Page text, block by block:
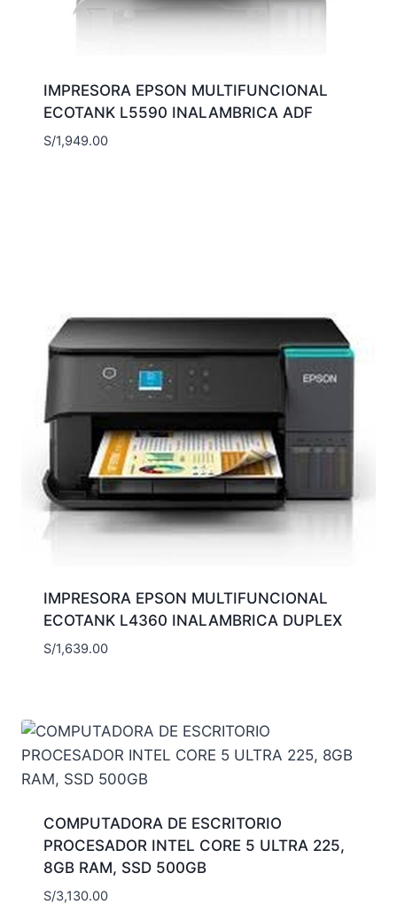
IMPRESORA EPSON MULTIFUNCIONAL
ECOTANK L5590 INALAMBRICA ADF
S/1,949.00
IMPRESORA EPSON MULTIFUNCIONAL
ECOTANK L4360 INALAMBRICA DUPLEX
S/1,639.00
COMPUTADORA DE ESCRITORIO
PROCESADOR INTEL CORE 5 ULTRA 225,
8GB RAM, SSD 500GB
S/3,130.00